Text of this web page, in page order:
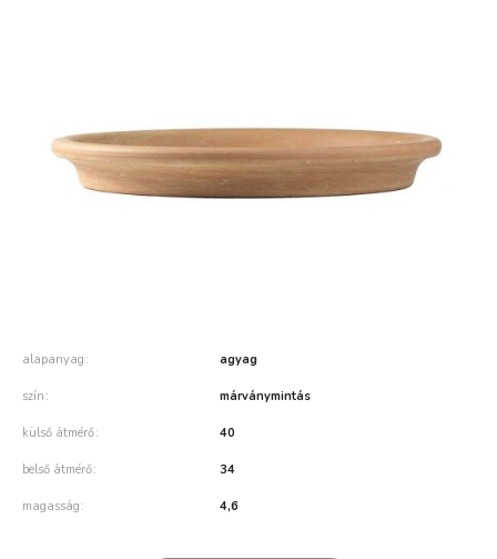
alapanyag agyag
szín márványmintás
külső átmérő 40
belső átmérő 34
magasság 4,6